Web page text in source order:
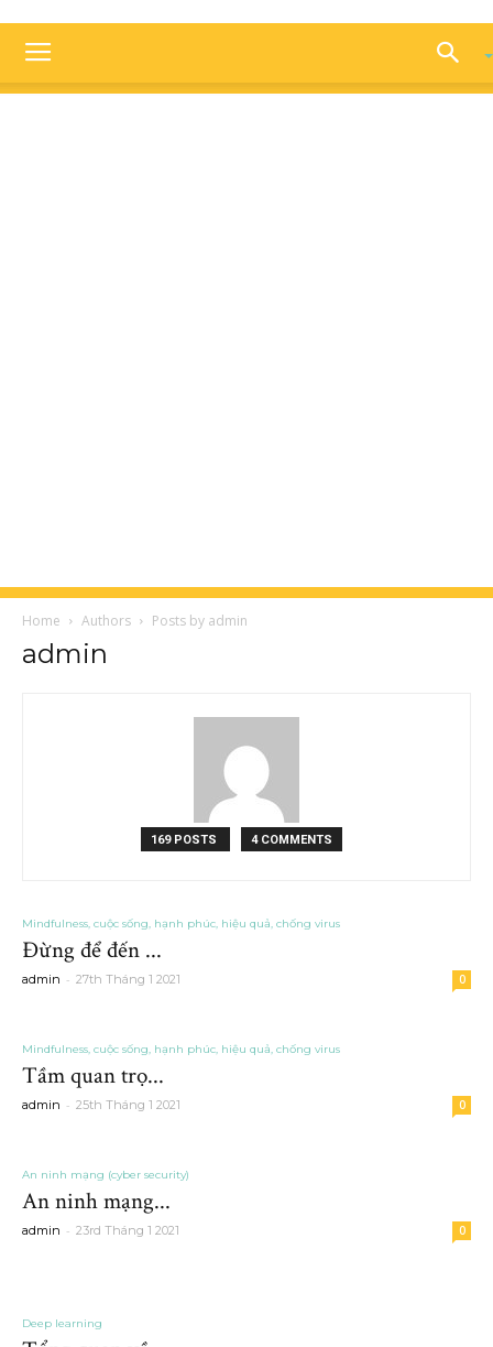
Home Authors Posts by admin
admin
169 POSTS 4 COMMENTS
Mindfulness, cuộc sống, hạnh phúc, hiệu quả, chống virus
Đừng để đến ...
admin - 27th Tháng 1 2021 0
Mindfulness, cuộc sống, hạnh phúc, hiệu quả, chống virus
Tầm quan trọ...
admin - 25th Tháng 1 2021 0
An ninh mạng (cyber security)
An ninh mạng...
admin - 23rd Tháng 1 2021 0
Deep learning